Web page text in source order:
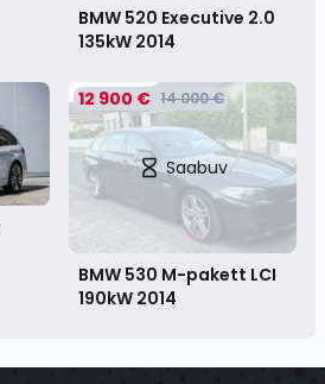
BMW 520 Executive 2.0
135kW 2014
Saabuv
12 900 € 14 000 €
BMW 530 M-pakett LCI
190kW 2014